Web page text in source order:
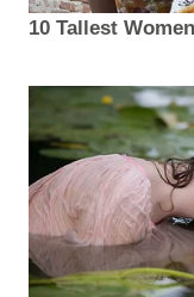
10 Tallest